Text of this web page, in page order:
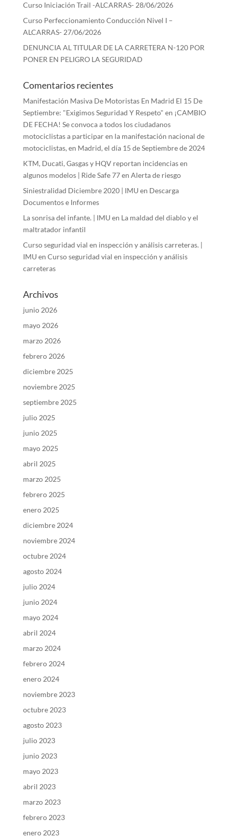
Curso Iniciación Trail -ALCARRAS- 28/06/2026
Curso Perfeccionamiento Conducción Nivel I –
ALCARRAS- 27/06/2026
DENUNCIA AL TITULAR DE LA CARRETERA N-120 POR
PONER EN PELIGRO LA SEGURIDAD
Comentarios recientes
Manifestación Masiva De Motoristas En Madrid El 15 De
Septiembre: "Exigimos Seguridad Y Respeto" en ¡CAMBIO
DE FECHA! Se convoca a todos los ciudadanos
motociclistas a participar en la manifestación nacional de
motociclistas, en Madrid, el día 15 de Septiembre de 2024
KTM, Ducati, Gasgas y HQV reportan incidencias en
algunos modelos | Ride Safe 77en Alerta de riesgo
Siniestralidad Diciembre 2020 | IMU en Descarga
Documentos e Informes
La sonrisa del infante. | IMU en La maldad del diablo y el
maltratador infantil
Curso seguridad vial en inspección y análisis carreteras. |
IMU en Curso seguridad vial en inspección y análisis
carreteras
Archivos
junio 2026
mayo 2026
marzo 2026
febrero 2026
diciembre 2025
noviembre 2025
septiembre 2025
julio 2025
junio 2025
mayo 2025
abril 2025
marzo 2025
febrero 2025
enero 2025
diciembre 2024
noviembre 2024
octubre 2024
agosto 2024
julio 2024
junio 2024
mayo 2024
abril 2024
marzo 2024
febrero 2024
enero 2024
noviembre 2023
octubre 2023
agosto 2023
julio 2023
junio 2023
mayo 2023
abril 2023
marzo 2023
febrero 2023
enero 2023